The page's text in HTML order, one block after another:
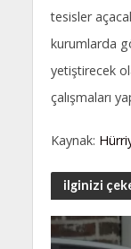
tesisler
kurumlarda
yetiştirecek
çalışmaları
Kaynak:
ilginizi